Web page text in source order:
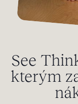
See
kterým